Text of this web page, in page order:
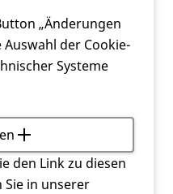
Nervenzellen oder
verstärken oder
„Änderungen
der Cookie-
Systeme
den Link zu diesen
Sie in unserer